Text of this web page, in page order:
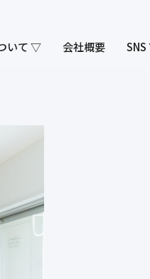
いて ▽ 会社概要